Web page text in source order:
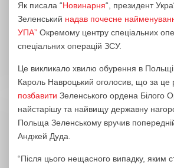
Як писала “Новинарня“, президент
Зеленський надав почесне
УПА” Окремому центру спеціальних
спеціальних операцій ЗСУ.
Це викликало хвилю обурення в
Кароль Навроцький оголосив, що за це
позбавити Зеленського ордена Білого
найстарішу та найвищу державну
Польща Зеленському вручив
Анджей Дуда.
“Після цього нещасного випадку, яким